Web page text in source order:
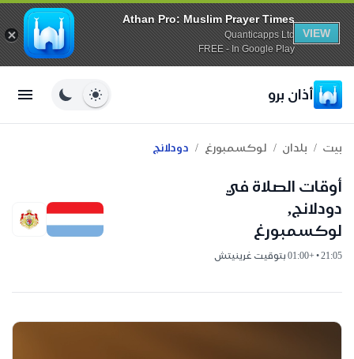
Athan Pro: Muslim Prayer Times
Quanticapps Ltd
FREE - In Google Play
VIEW
أذان برو
بيت / بلدان / لوكسمبورغ / دودلانج
أوقات الصلاة في
دودلانج,
لوكسمبورغ
21:05 • +01:00 بتوقيت غرينيتش